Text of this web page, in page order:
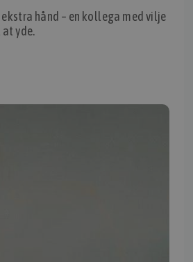
på tmp.dk importeres i Danmark af:
Aps.
7870 Roslev
ekstra hånd – en kollega med vilje
yde.